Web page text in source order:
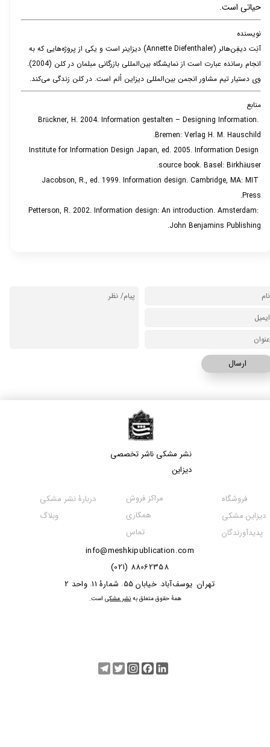
حیاتی است.
نویسنده
آنِت دیفِن‌هالر (Annette Diefenthaler) دیزاینر است و یکی از پروژه‌هایی که به
انجام رسانده عبارت است از نمایشگاه بین‌المللی بازرگانی مبلمان در کلن (2004).
وی دستیار تیم مشاور انجمن بین‌المللی دیزاین اُلم است. در کلن زندگی می‌کند.
منابع
Brückner, H. 2004. Information gestalten – Designing Information.
Bremen: Verlag H. M. Hauschild.
Institute for Information Design Japan, ed. 2005. Information Design
source book. Basel: Birkhäuser.
Jacobson, R., ed. 1999. Information design. Cambridge, MA: MIT
Press.
Petterson, R. 2002. Information design: An introduction. Amsterdam:
John Benjamins Publishing.
ارسال
نشر مشکی​​​​​​​ ناشر تخصصی
دیزاین
info@meshkipublication.com
88062358 (021)
​​​​​​تهران، یوسف‌آباد، خیابان 55 ، شمارۀ 11 ،واحد 2
مراکز فروش
همکاری
تماس
فروشگاه
دیزاین مشکی
پدیدآورندگان
دربارۀ نشر مشکی
وبلاگ
​همۀ حقوق متعلق بهنشر مشکیاست.
Telegram
TwitterInstagramFacebook